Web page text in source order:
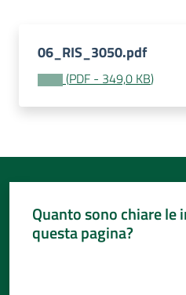
06_RIS_3050.pdf
(PDF - 349,0 KB)
Quanto sono chiare le
questa pagina?